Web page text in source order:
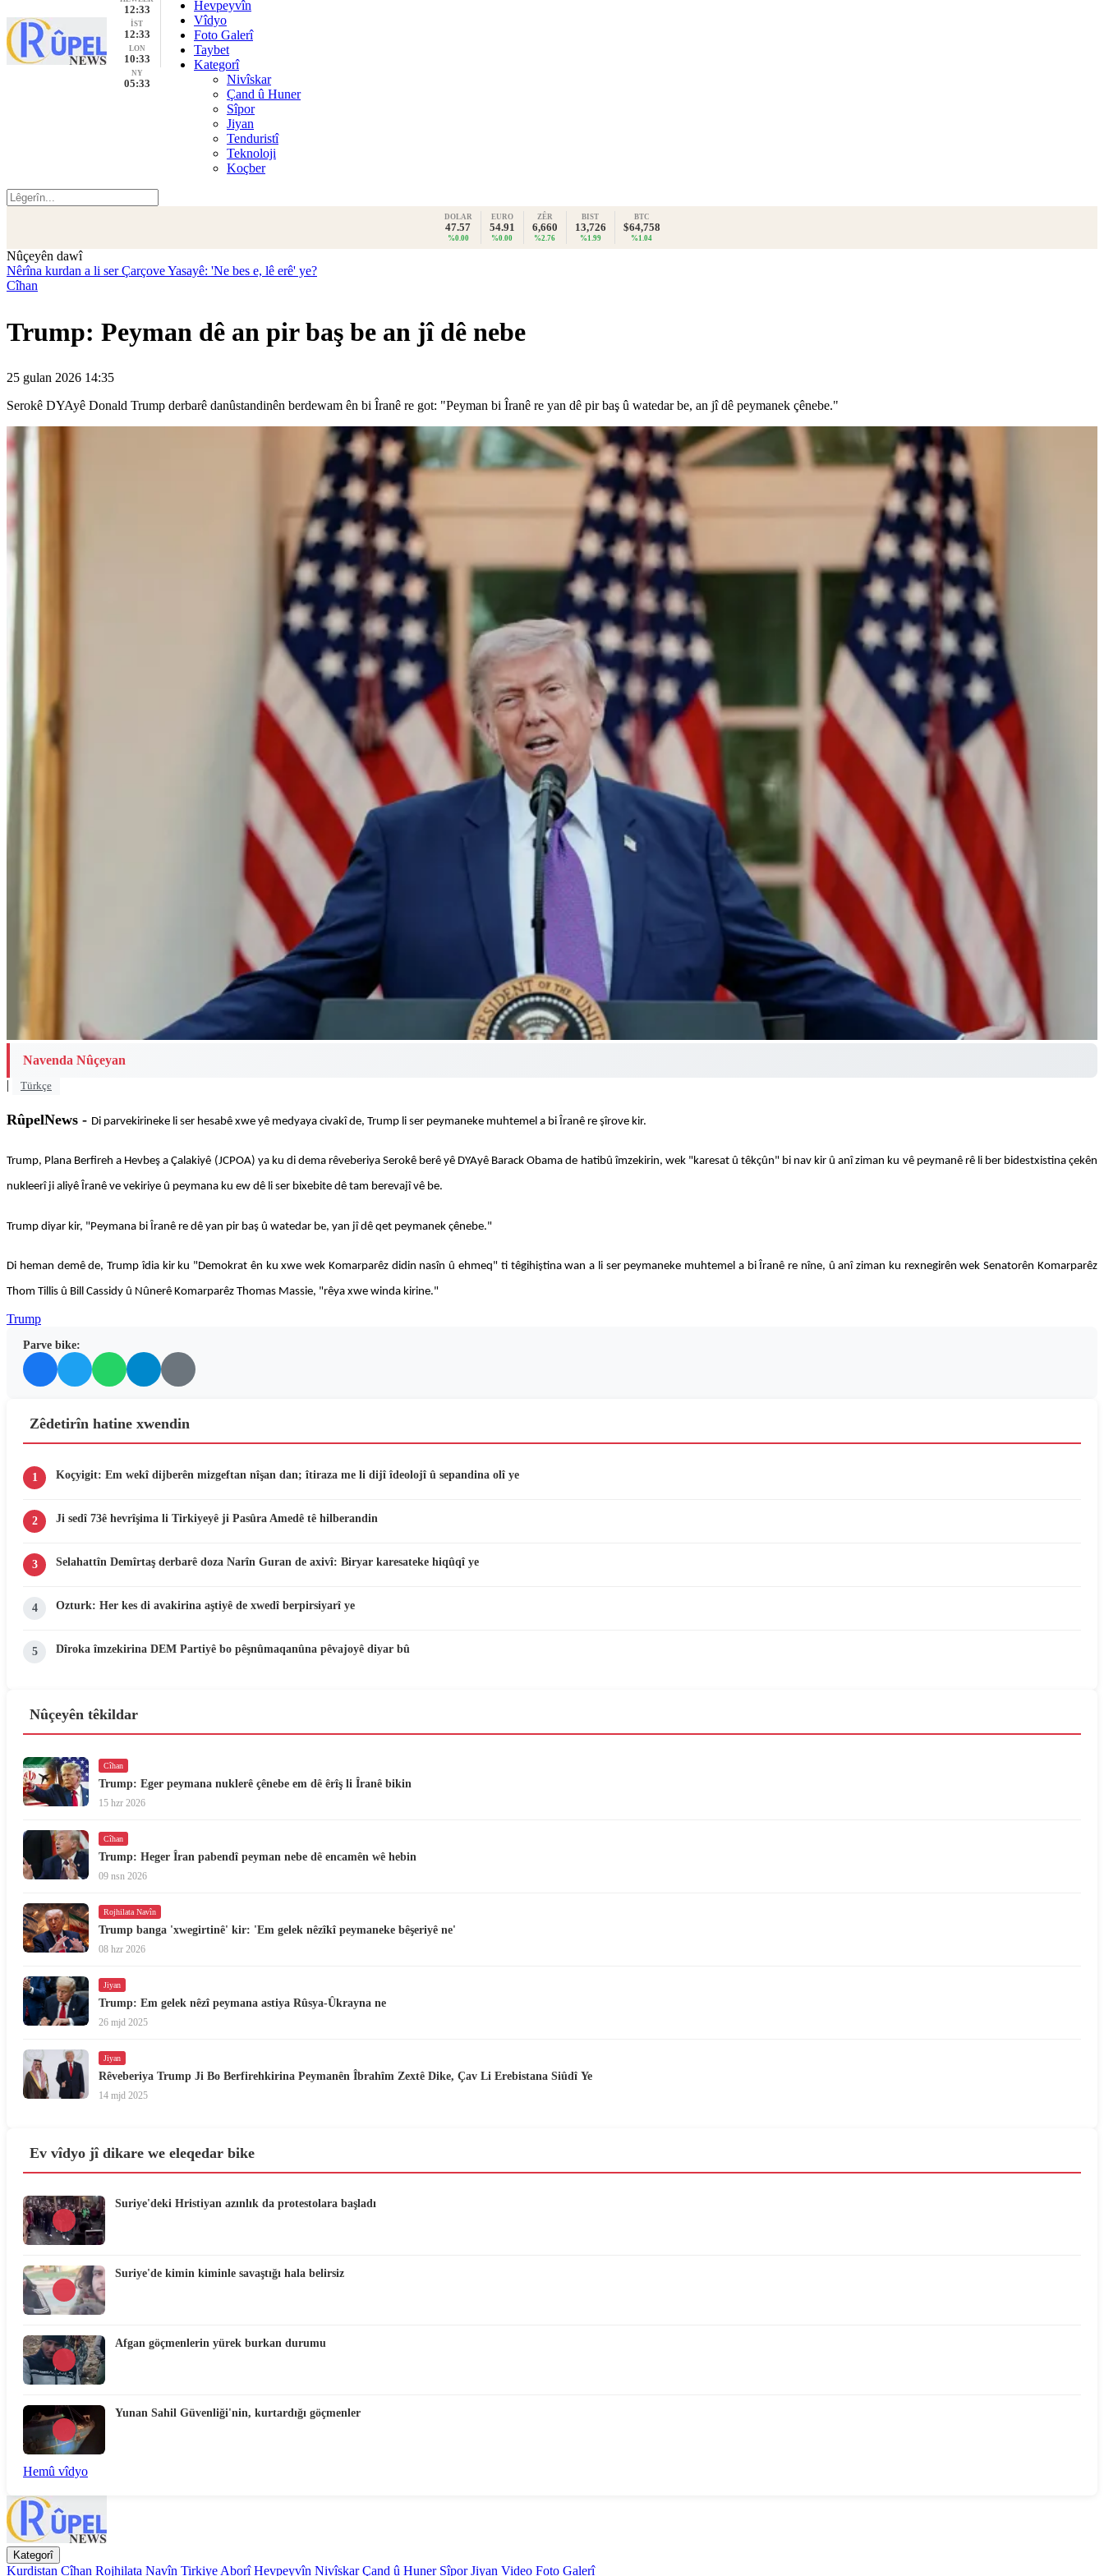
12:33
İST
12:33
LON
10:33
NY
05:33
Hevpeyvîn
Vîdyo
Foto Galerî
Taybet
Kategorî
Nivîskar
Çand û Huner
Sîpor
Jiyan
Tenduristî
Teknoloji
Koçber
DOLAR
47.57
%0.00
EURO
54.91
%0.00
ZÊR
6,660
%2.76
BIST
13,726
%1.99
BTC
$64,758
%1.04
Nûçeyên dawî
Nêrîna kurdan a li ser Çarçove Yasayê: 'Ne bes e, lê erê' ye?
Cîhan
Trump: Peyman dê an pir baş be an jî dê nebe
25 gulan 2026 14:35
Serokê DYAyê Donald Trump derbarê danûstandinên berdewam ên bi Îranê re got: "Peyman bi Îranê re yan dê pir baş û watedar be, an jî dê peymanek çênebe."
Navenda Nûçeyan
|
Türkçe
RûpelNews - Di parvekirineke li ser hesabê xwe yê medyaya civakî de, Trump li ser peymaneke muhtemel a bi Îranê re şîrove kir.
Trump, Plana Berfireh a Hevbeş a Çalakiyê (JCPOA) ya ku di dema rêveberiya Serokê berê yê DYAyê Barack Obama de hatibû îmzekirin, wek "karesat û têkçûn" bi nav kir û anî ziman ku vê peymanê rê li ber bidestxistina çekên
nukleerî ji aliyê Îranê ve vekiriye û peymana ku ew dê li ser bixebite dê tam berevajî vê be.
Trump diyar kir, "Peymana bi Îranê re dê yan pir baş û watedar be, yan jî dê qet peymanek çênebe."
Di heman demê de, Trump îdia kir ku "Demokrat ên ku xwe wek Komarparêz didin nasîn û ehmeq" ti têgihiştina wan a li ser peymaneke muhtemel a bi Îranê re nîne, û anî ziman ku rexnegirên wek Senatorên Komarparêz
Thom Tillis û Bill Cassidy û Nûnerê Komarparêz Thomas Massie, "rêya xwe winda kirine."
Trump
Parve bike:
Zêdetirîn hatine xwendin
1 Koçyigit: Em wekî dijberên mizgeftan nîşan dan; îtiraza me li dijî îdeolojî û sepandina olî ye
2 Ji sedî 73ê hevrîşima li Tirkiyeyê ji Pasûra Amedê tê hilberandin
3 Selahattîn Demîrtaş derbarê doza Narîn Guran de axivî: Biryar karesateke hiqûqî ye
4 Ozturk: Her kes di avakirina aştiyê de xwedî berpirsiyarî ye
5 Dîroka îmzekirina DEM Partiyê bo pêşnûmaqanûna pêvajoyê diyar bû
Nûçeyên têkildar
Cîhan
Trump: Eger peymana nuklerê çênebe em dê êrîş li Îranê bikin
15 hzr 2026
Cîhan
Trump: Heger Îran pabendî peyman nebe dê encamên wê hebin
09 nsn 2026
Rojhilata Navîn
Trump banga 'xwegirtinê' kir: 'Em gelek nêzîkî peymaneke bêşeriyê ne'
08 hzr 2026
Jiyan
Trump: Em gelek nêzî peymana astiya Rûsya-Ûkrayna ne
26 mjd 2025
Jiyan
Rêveberiya Trump Ji Bo Berfirehkirina Peymanên Îbrahîm Zextê Dike, Çav Li Erebistana Siûdî Ye
14 mjd 2025
Ev vîdyo jî dikare we eleqedar bike
Suriye'deki Hristiyan azınlık da protestolara başladı
Suriye'de kimin kiminle savaştığı hala belirsiz
Afgan göçmenlerin yürek burkan durumu
Yunan Sahil Güvenliği'nin, kurtardığı göçmenler
Hemû vîdyo
Kategorî
Kurdistan Cîhan Rojhilata Navîn TirkiyeAborî Hevpeyvîn Nivîskar Çand û Huner Sîpor Jiyan Video Foto Galerî